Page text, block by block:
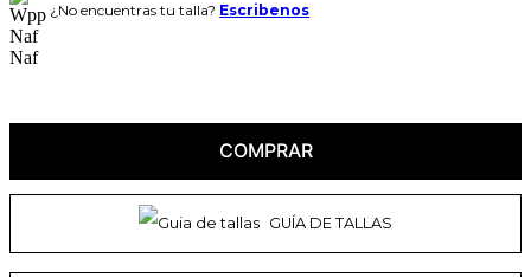
¿No encuentras tu talla? Escribenos
COMPRAR
GUÍA DE TALLAS